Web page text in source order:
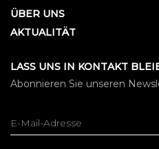
ÜBER UNS
AKTUALITÄT
LASS UNS IN KONTAKT
Abonnieren Sie unseren